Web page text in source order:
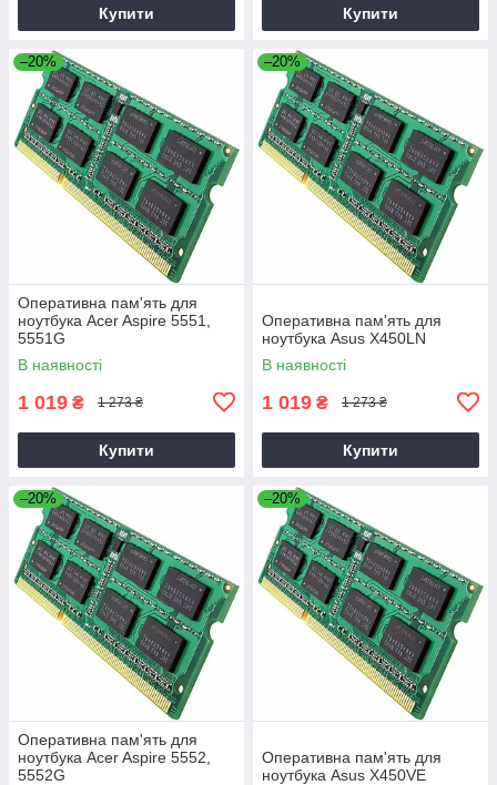
Купити Купити
–20%
Оперативна пам'ять для
ноутбука Acer Aspire 5551,
5551G
В наявності
1 019 ₴ 1 273 ₴
Купити
–20%
Оперативна пам'ять для
ноутбука Asus X450LN
В наявності
1 019 ₴ 1 273 ₴
Купити
–20%
Оперативна пам'ять для
ноутбука Acer Aspire 5552,
5552G
–20%
Оперативна пам'ять для
ноутбука Asus X450VE